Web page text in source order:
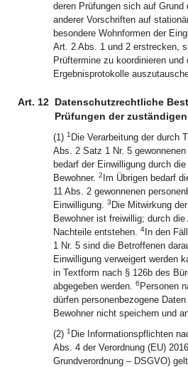
deren Prüfungen sich auf
anderer Vorschriften auf
besondere Wohnformen der
Art. 2 Abs. 1 und 2 erstrecken,
Prüftermine zu koordinieren und
Ergebnisprotokolle
Art. 12 Datenschutzrechtliche
Prüfungen der
(1) 1 Die Verarbeitung der durch
Abs. 2 Satz 1 Nr. 5
bedarf der Einwilligung durch
Bewohner. 2 Im Übrigen bedarf
11 Abs. 2 gewonnenen
Einwilligung. 3 Die Mitwirkung
Bewohner ist freiwillig; durch
Nachteile entstehen. 4 In den
1 Nr. 5 sind die Betroffenen
Einwilligung verweigert werden
in Textform nach § 126b des
abgegeben werden. 6 Personen
dürfen personenbezogene
Bewohner nicht speichern und
(2) 1 Die Informationspflichten
Abs. 4 der Verordnung (EU)
Grundverordnung – DSGVO)